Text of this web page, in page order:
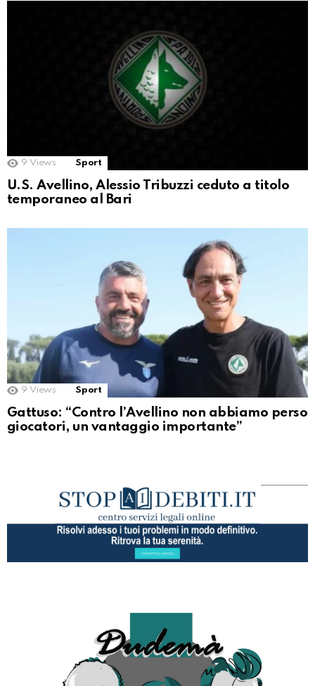
9 Views Sport
U.S. Avellino, Alessio Tribuzzi ceduto a titolo
temporaneo al Bari
9 Views Sport
Gattuso: “Contro l’Avellino non abbiamo perso
giocatori, un vantaggio importante”